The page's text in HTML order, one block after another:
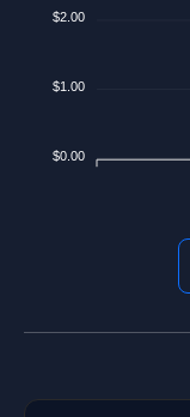
$2.00
$1.00
$0.00